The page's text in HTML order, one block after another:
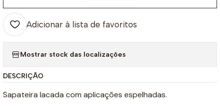
Adicionar à lista de favoritos
Mostrar stock das localizações
DESCRIÇÃO
Sapateira lacada com aplicações espelhadas.